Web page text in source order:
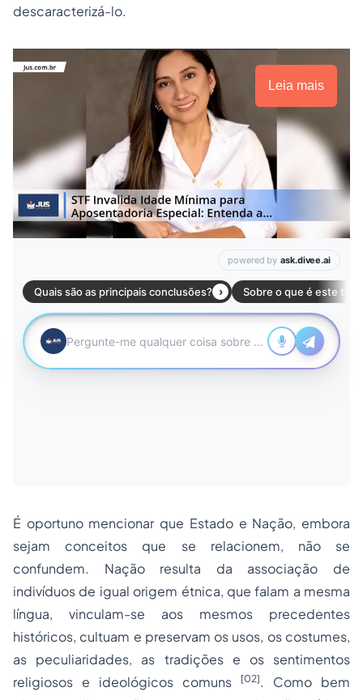
descaracterizá-lo.
Leia mais
É oportuno mencionar que Estado e Nação, embora
sejam conceitos que se relacionem, não se
confundem. Nação resulta da associação de
indivíduos de igual origem étnica, que falam a mesma
língua, vinculam-se aos mesmos precedentes
históricos, cultuam e preservam os usos, os costumes,
as peculiaridades, as tradições e os sentimentos
religiosos e ideológicos comuns
[02]. Como bem